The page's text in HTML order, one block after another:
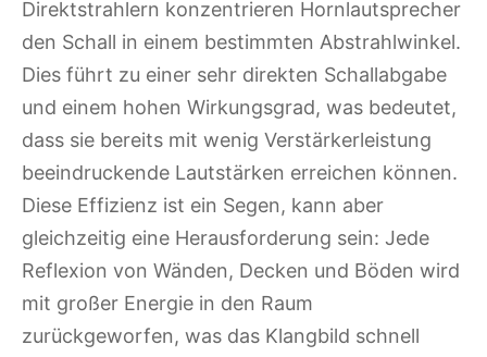
Direktstrahlern konzentrieren Hornlautsprecher
den Schall in einem bestimmten Abstrahlwinkel.
Dies führt zu einer sehr direkten Schallabgabe
und einem hohen Wirkungsgrad, was bedeutet,
dass sie bereits mit wenig Verstärkerleistung
beeindruckende Lautstärken erreichen können.
Diese Effizienz ist ein Segen, kann aber
gleichzeitig eine Herausforderung sein: Jede
Reflexion von Wänden, Decken und Böden wird
mit großer Energie in den Raum
zurückgeworfen, was das Klangbild schnell